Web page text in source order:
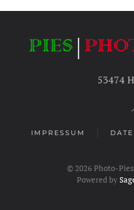
53474
IMPRESSUM
© 2026Photo-
Powered by